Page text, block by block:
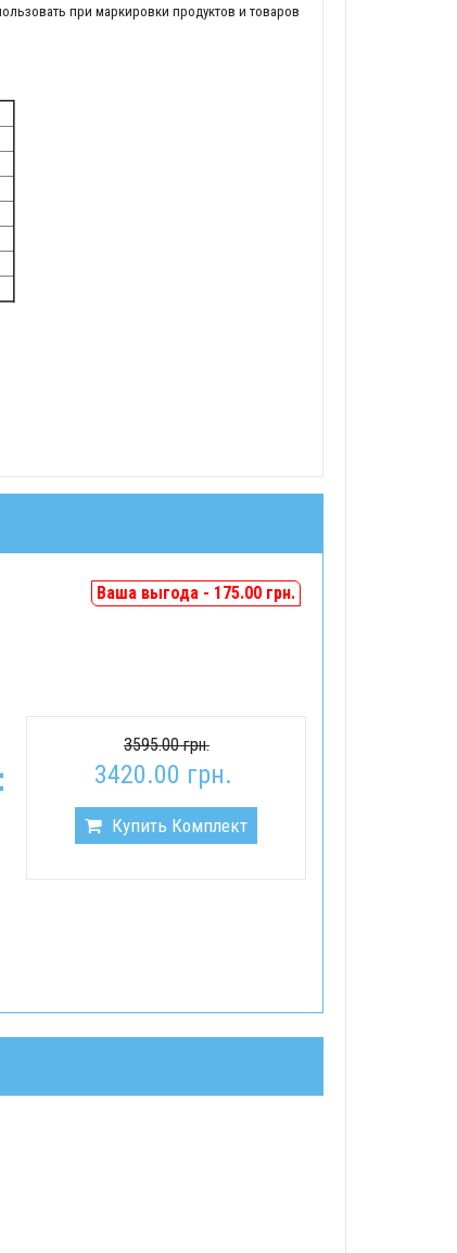
при маркировки продуктов и товаров
Ваша выгода - 175.00 грн.
3595.00 грн.
3420.00 грн.
Купить Комплект